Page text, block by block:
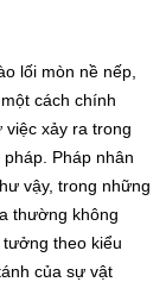
lối mòn nề nếp,
cách chính
xảy ra trong
Pháp nhân
vậy, trong những
thường không
theo kiểu
của sự vật